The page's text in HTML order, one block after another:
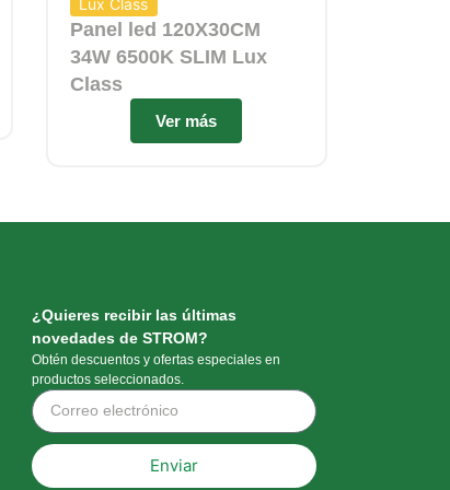
Lux Class
Panel led 120X30CM
34W 6500K SLIM Lux
Class
Ver más
¿Quieres recibir las últimas
novedades de STROM?
Obtén descuentos y ofertas especiales en
productos seleccionados.
Enviar